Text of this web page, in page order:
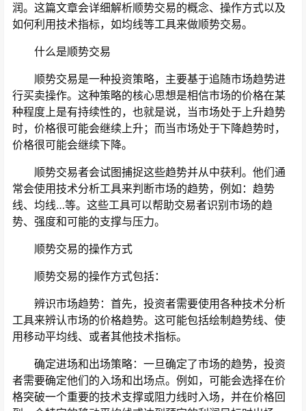
润。这篇文章会详细解析顺势交易的概念、操作方式以及
如何利用技术指标，如均线等工具来做顺势交易。
什么是顺势交易
顺势交易是一种投资策略，主要基于追随市场趋势进
行买卖操作。这种策略的核心思想是相信市场的价格在某
种程度上是有持续性的，也就是说，当市场处于上升趋势
时，价格很可能会继续上升；而当市场处于下降趋势时，
价格很可能会继续下降。
顺势交易者会试图捕捉这些趋势并从中获利。他们通
常会使用技术分析工具来判断市场的趋势，例如：趋势
线、均线…等。这些工具可以帮助交易者识别市场的趋
势、强度和可能的支撑与压力。
顺势交易的操作方式
顺势交易的操作方式包括：
辨识市场趋势：首先，投资者需要使用各种技术分析
工具来辨认市场的价格趋势。这可能包括绘制趋势线、使
用移动平均线、或者其他技术指标。
确定进场和出场策略：一旦确定了市场的趋势，投资
者需要确定他们的入场和出场点。例如，可能会选择在价
格突破一个重要的技术支撑或阻力线时入场，并在价格回